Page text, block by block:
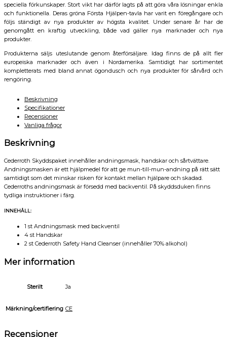
speciella förkunskaper. Stort vikt har därför lagts på att göra våra lösningar enkla
och funktionella. Deras gröna Första Hjälpen-tavla har varit en föregångare och
följs ständigt av nya produkter av högsta kvalitet. Under senare år har de
genomgått en kraftig utveckling, både vad gäller nya marknader och nya
produkter.
Produkterna säljs uteslutande genom återförsäljare. Idag finns de på allt fler
europeiska marknader och även i Nordamerika. Samtidigt har sortimentet
kompletterats med bland annat ögondusch och nya produkter för sårvård och
rengöring.
Beskrivning
Specifikationer
Recensioner
Vanliga frågor
Beskrivning
Cederroth Skyddspaket innehåller andningsmask, handskar och sårtvättare.
Andningsmasken är ett hjälpmedel för att ge mun-till-mun-andning på rätt sätt
samtidigt som det minskar risken för kontakt mellan hjälpare och skadad.
Cederroths andningsmask är försedd med backventil. På skyddsduken finns
tydliga instruktioner i färg.
INNEHÅLL:
1 st Andningsmask med backventil
4 st Handskar
2 st Cederroth Safety Hand Cleanser (innehåller 70% alkohol)
Mer information
Sterilt Ja
Märkning/certifiering CE
Recensioner